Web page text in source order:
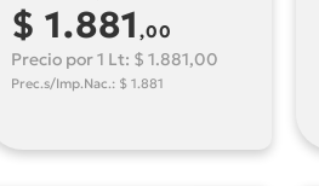
$ 1.881,00
Precio por 1 Lt: $ 1.881,00
Prec.s/Imp.Nac.: $ 1.881